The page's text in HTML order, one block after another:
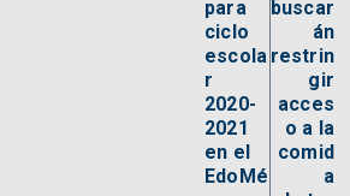
para
ciclo
escola
r
2020-
2021
en el
EdoMé
buscar
án
restrin
gir
acces
o a la
comid
a